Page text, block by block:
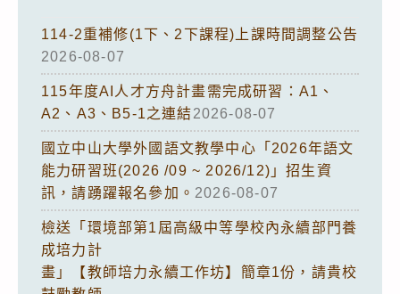
114-2重補修(1下、2下課程)上課時間調整公告
2026-08-07
115年度AI人才方舟計畫需完成研習：A1、
A2、A3、B5-1之連結2026-08-07
國立中山大學外國語文教學中心「2026年語文
能力研習班(2026 /09 ~ 2026/12)」招生資
訊，請踴躍報名參加。 2026-08-07
檢送「環境部第1屆高級中等學校內永續部門養
成培力計
畫」【教師培力永續工作坊】簡章1份，請貴校